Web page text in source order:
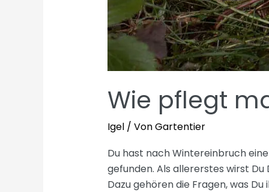
Wie pflegt
Igel/ VonGartentier
Du hast nach Wintereinbruch
gefunden. Als allererstes wirst
Dazu gehören die Fragen, was